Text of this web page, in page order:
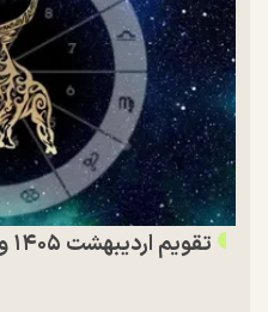
تقویم اردیبهشت ۱۴۰۵ و روز‌های تعطیل این ماه